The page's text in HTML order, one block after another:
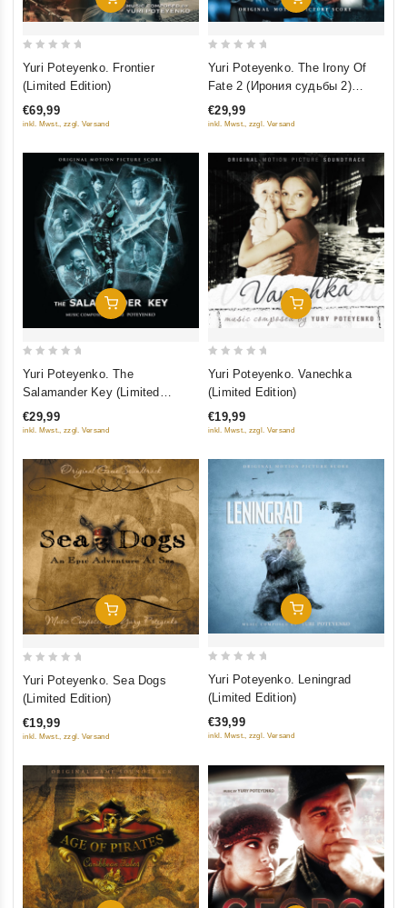
5
Yuri Poteyenko. Frontier
(Limited Edition)
€69,99
inkl. Mwst., zzgl. Versand
5
Yuri Poteyenko. The Irony Of
Fate 2 (Ирония судьбы 2)
(Limited Edition)
€29,99
inkl. Mwst., zzgl. Versand
Добавить В Корзину
5
Yuri Poteyenko. The
Salamander Key (Limited
Edition)
€29,99
inkl. Mwst., zzgl. Versand
Добавить В Корзину
5
Yuri Poteyenko. Vanechka
(Limited Edition)
€19,99
inkl. Mwst., zzgl. Versand
Добавить В Корзину
5
Yuri Poteyenko. Sea Dogs
(Limited Edition)
€19,99
inkl. Mwst., zzgl. Versand
Добавить В Корзину
5
Yuri Poteyenko. Leningrad
(Limited Edition)
€39,99
inkl. Mwst., zzgl. Versand